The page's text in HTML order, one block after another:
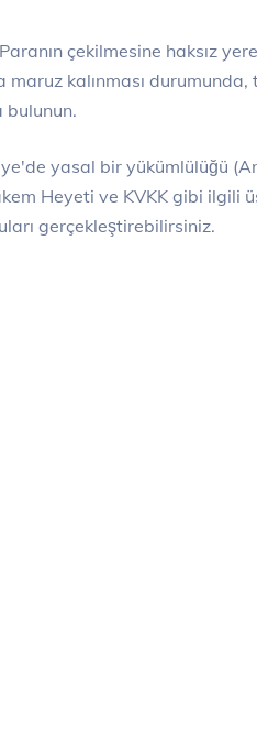
Paranın çekilmesine haksız
maruz kalınması
bulunun.
yasal bir yükümlülüğü
Heyeti ve KVKK gibi ilgili
gerçekleştirebilirsiniz.